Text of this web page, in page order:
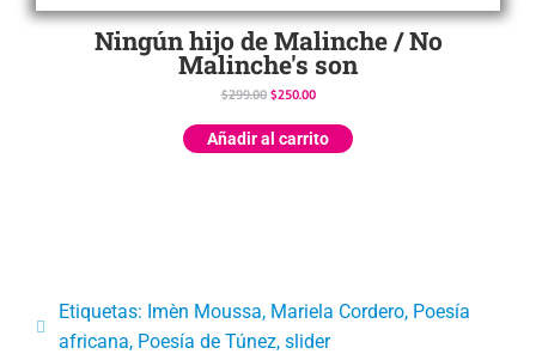
Ningún hijo de Malinche / No
Malinche's son
$299.00 $250.00
Añadir al carrito
Etiquetas: Imèn Moussa, Mariela Cordero, Poesía
africana, Poesía de Túnez, slider